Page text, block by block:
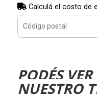
Calculá el costo de
PODÉS
NUESTRO